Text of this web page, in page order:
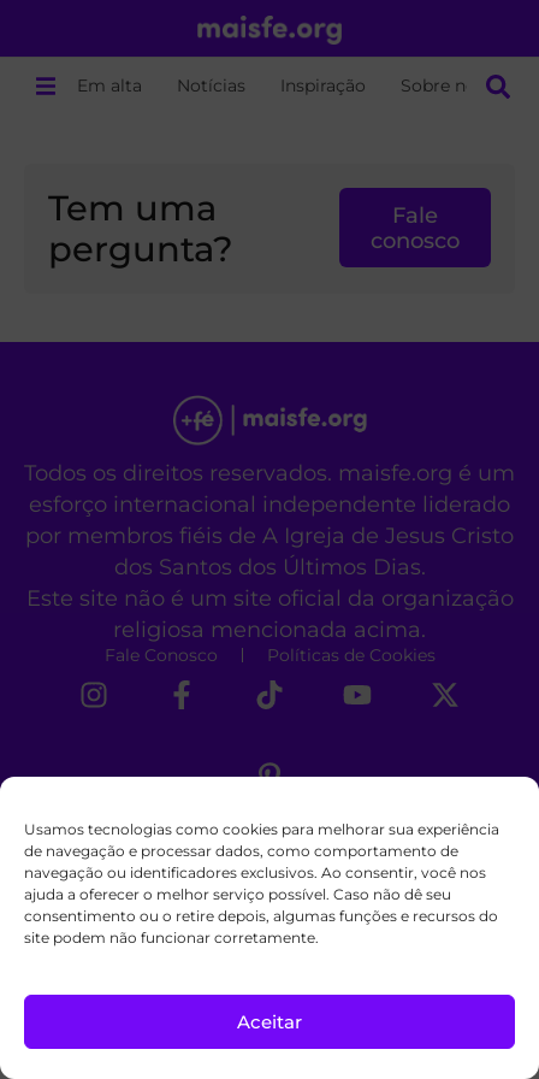
Usamos tecnologias como cookies para melhorar sua experiência
de navegação e processar dados, como comportamento de
navegação ou identificadores exclusivos. Ao consentir, você nos
ajuda a oferecer o melhor serviço possível. Caso não dê seu
consentimento ou o retire depois, algumas funções e recursos do
site podem não funcionar corretamente.
Aceitar
Em alta Notícias Inspiração Sobre nós
Tem uma
pergunta?
Fale
conosco
Todos os direitos reservados. maisfe.org é um
esforço internacional independente liderado
por membros fiéis de A Igreja de Jesus Cristo
dos Santos dos Últimos Dias.
Este site não é um site oficial da organização
religiosa mencionada acima.
Fale Conosco Políticas de Cookies